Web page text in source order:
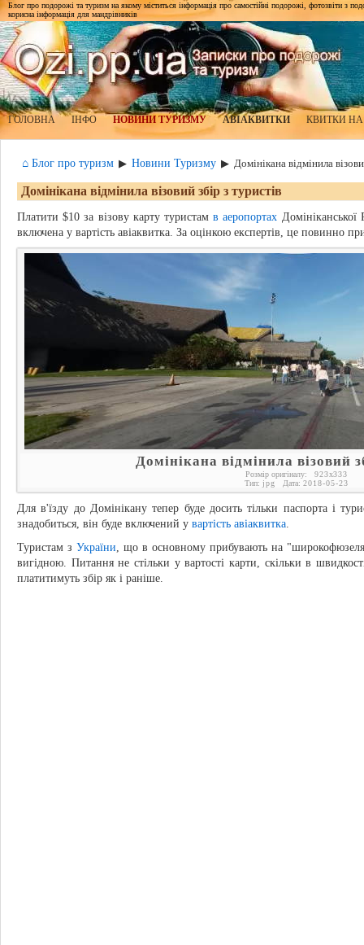
Блог про подорожі та туризм на якому міститься інформація про самостійні подорожі, фотозвіти з
корисна інформація для мандрівників
ГОЛОВНА ІНФО НОВИНИ ТУРИЗМУ АВІАКВИТКИ КВИТКИ
⌂ Блог про туризм ▶ Новини Туризму ▶ Домінікана відмінила
Домінікана відмінила візовий збір з туристів
Платити $10 за візову карту туристамв аеропортах
включена у вартість авіаквитка. За оцінкою експертів, це повинно
Домінікана відмінила візовий
Розмір оригіналу: 923x333
Тип: jpg Дата: 2018-05-23
Для в'їзду до Домінікану тепер буде досить тільки паспорта і
знадобиться, він буде включений у вартість авіаквитка.
Туристам з України, що в основному прибувають на
вигідною. Питання не стільки у вартості карти, скільки в
платитимуть збір як і раніше.